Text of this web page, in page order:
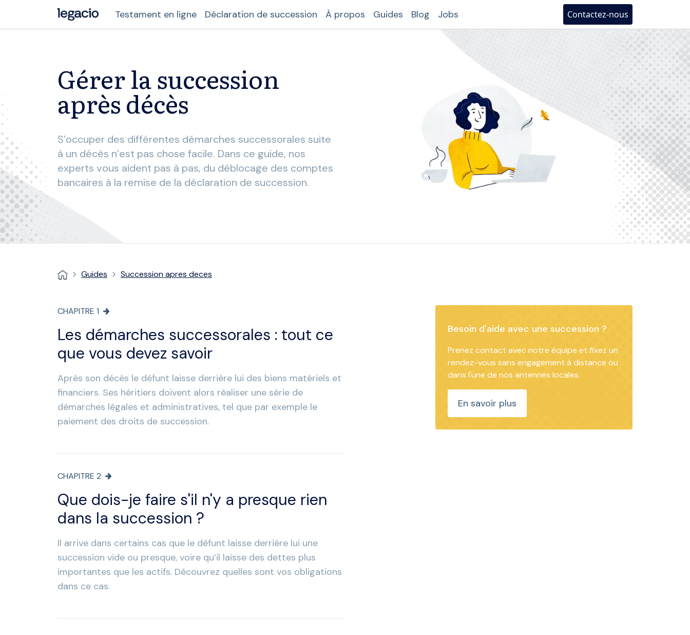
Testament en ligne Déclaration de succession À propos Guides Blog Jobs Contactez-nous
Gérer la succession
après décès
S’occuper des différentes démarches successorales suite
à un décès n’est pas chose facile. Dans ce guide, nos
experts vous aident pas à pas, du déblocage des comptes
bancaires à la remise de la déclaration de succession.
Guides Succession apres deces
CHAPITRE 1
Les démarches successorales : tout ce
que vous devez savoir
Après son décès le défunt laisse derrière lui des biens matériels et
financiers. Ses héritiers doivent alors réaliser une série de
démarches légales et administratives, tel que par exemple le
paiement des droits de succession.
CHAPITRE 2
Que dois-je faire s'il n'y a presque rien
dans la succession ?
Il arrive dans certains cas que le défunt laisse derrière lui une
succession vide ou presque, voire qu’il laisse des dettes plus
importantes que les actifs. Découvrez quelles sont vos obligations
dans ce cas.
Besoin d'aide avec une succession ?
Prenez contact avec notre équipe et fixez un
rendez-vous sans engagement à distance ou
dans l'une de nos antennes locales.
En savoir plus